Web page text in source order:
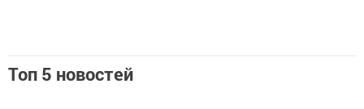
Топ 5 новостей